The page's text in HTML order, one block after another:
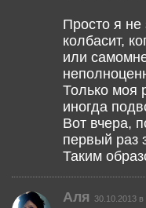
Просто я
колбасит,
или
Только моя
иногда
Вот вчера,
первый раз
Таким
Аля 30.10.2013 в